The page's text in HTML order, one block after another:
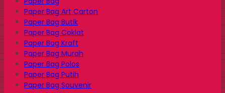
Paper Bag Art Carton
Paper Bag Butik
Paper Bag Coklat
Paper Bag Kraft
Paper Bag Murah
Paper Bag Polos
Paper Bag Putih
Paper Bag Souvenir